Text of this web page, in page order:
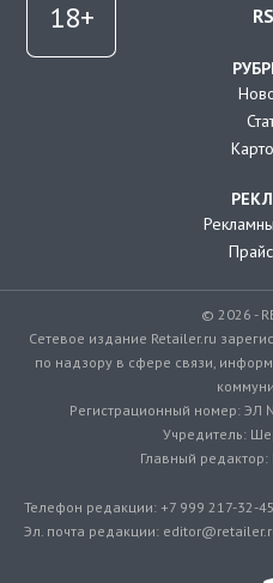
© 2026 -
Сетевое издание Retailer.ru
по надзору в сфере связи,
Регистрационный номер: ЭЛ
Учредитель:
Главный
Телефон редакции: +7 999 217-32-45
Эл. почта редакции: